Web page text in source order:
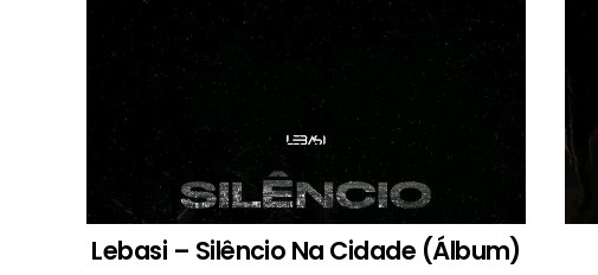
Lebasi – Silêncio Na Cidade (Álbum)